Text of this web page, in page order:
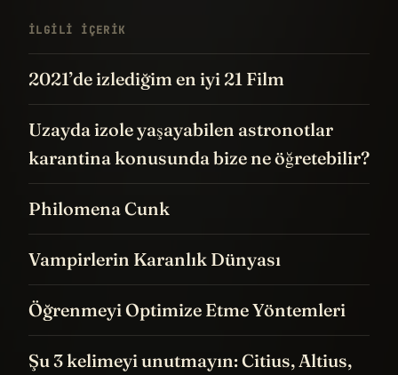
İLGILI IÇERIK
2021’de izlediğim en iyi 21 Film
Uzayda izole yaşayabilen astronotlar
karantina konusunda bize ne öğretebilir?
Philomena Cunk
Vampirlerin Karanlık Dünyası
Öğrenmeyi Optimize Etme Yöntemleri
Şu 3 kelimeyi unutmayın: Citius, Altius,